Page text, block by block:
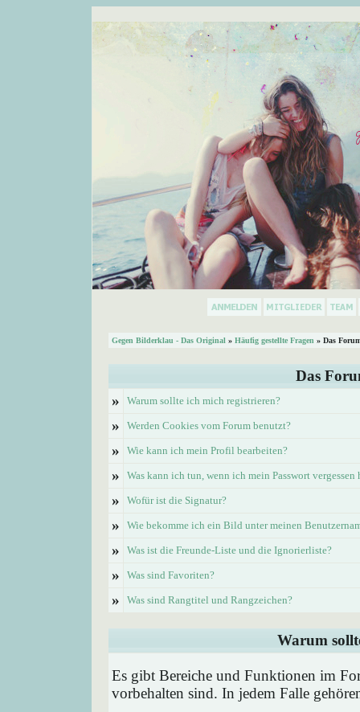
Gegen Bilderklau - Das Original » Häufig gestellte Fragen » Das
Das
»
Warum sollte ich mich registrieren?
» Werden Cookies vom Forum benutzt?
» Wie kann ich mein Profil bearbeiten?
» Was kann ich tun, wenn ich mein Passwort vergessen
» Wofür ist die Signatur?
» Wie bekomme ich ein Bild unter meinen
» Was ist die Freunde-Liste und die Ignorierliste?
» Was sind Favoriten?
» Was sind Rangtitel und Rangzeichen?
Warum
Es gibt Bereiche und Funktionen im
vorbehalten sind. In jedem Falle